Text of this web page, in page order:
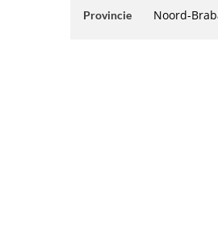
Provincie Noord-